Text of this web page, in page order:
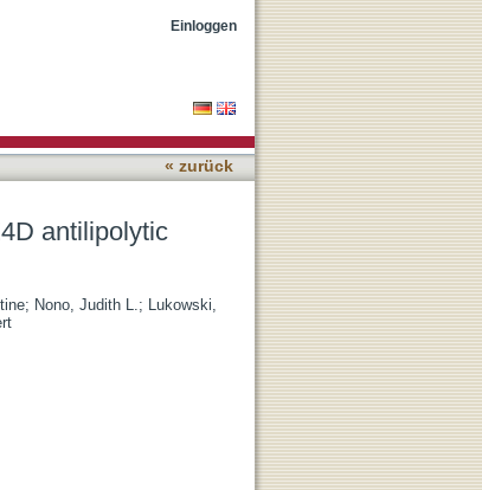
insulin resistance in
Einloggen
« zurück
antilipolytic
; Nono, Judith L.; Lukowski,